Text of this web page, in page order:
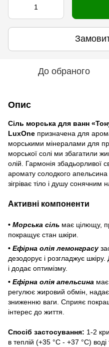
До обраного
Опис
Сіль морська для ванн
LuxOne призначена для
морськими мінералами для
морської солі ми збагатили
олій. Гармонія збадьорливої
аромату солодкого апельсина
зігріває тіло і душу сонячним
Активні компоненти
• Морська сіль має цілющу,
покращує стан шкіри.
• Ефірна олія лемонграсу
дезодорує і розгладжує
і додає оптимізму.
• Ефірна олія апельсина має
регулює жировий обмін, надає
зниженню ваги. Сприяє
інтерес до життя.
Спосіб застосування: 1-2
в теплій (+35 °С - +37 °С)